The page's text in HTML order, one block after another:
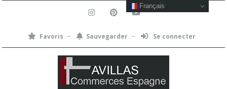
Favoris Sauvegarder Se connecter
Français